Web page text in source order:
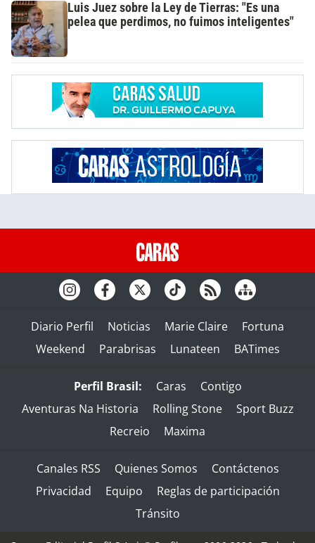
Luis Juez sobre la Ley de Tierras: "Es una
pelea que perdimos, no fuimos inteligentes"
Diario Perfil Noticias Marie Claire
Fortuna
Weekend
Parabrisas Lunateen BATimes
Perfil Brasil: Caras
Contigo
Aventuras Na Historia
Rolling Stone
Sport Buzz
Recreio
Maxima
Canales RSS Quienes Somos
Contáctenos
Privacidad
Equipo
Reglas de participación
Tránsito